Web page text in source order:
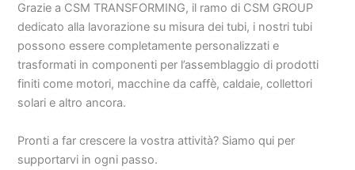
Grazie a CSM TRANSFORMING, il ramo di CSM GROUP
dedicato alla lavorazione su misura dei tubi, i nostri tubi
possono essere completamente personalizzati e
trasformati in componenti per l’assemblaggio di prodotti
finiti come motori, macchine da caffè, caldaie, collettori
solari e altro ancora.
Pronti a far crescere la vostra attività? Siamo qui per
supportarvi in ogni passo.